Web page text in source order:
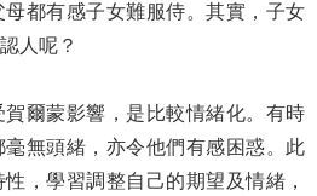
都有感子女難服侍。其實，子女
人呢？
爾蒙影響，是比較情緒化。有時
無頭緒，亦令他們有感困惑。此
，學習調整自己的期望及情緒，